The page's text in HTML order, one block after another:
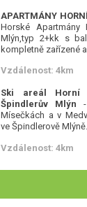
Horské Apartmány
Mlýn,typ 2+kk s
kompletně zařízené
Vzdálenost: 4km
Ski areál Horní
Špindlerův Mlýn -
Mísečkách a v
ve Špindlerově
Vzdálenost: 4km